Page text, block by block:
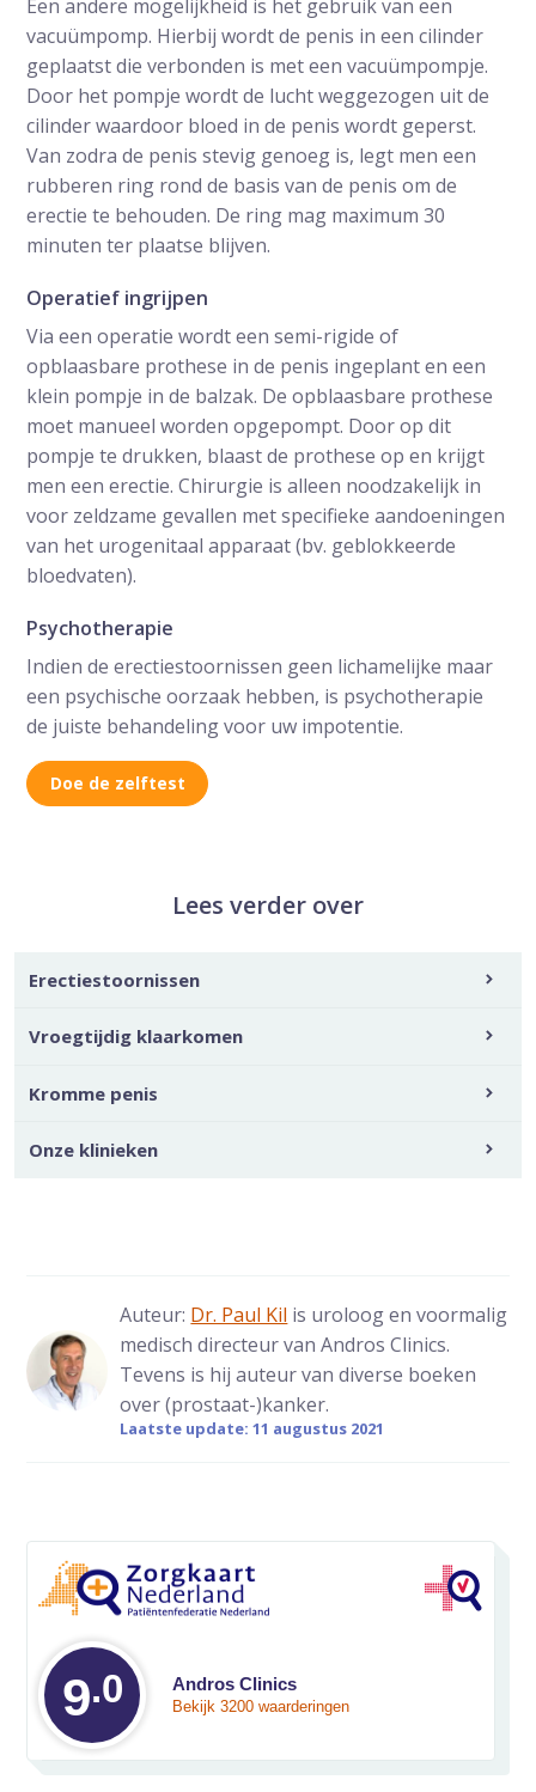
Een andere mogelijkheid is het gebruik van een
vacuümpomp. Hierbij wordt de penis in een cilinder
geplaatst die verbonden is met een vacuümpompje.
Door het pompje wordt de lucht weggezogen uit de
cilinder waardoor bloed in de penis wordt geperst.
Van zodra de penis stevig genoeg is, legt men een
rubberen ring rond de basis van de penis om de
erectie te behouden. De ring mag maximum 30
minuten ter plaatse blijven.
Operatief ingrijpen
Via een operatie wordt een semi-rigide of
opblaasbare prothese in de penis ingeplant en een
klein pompje in de balzak. De opblaasbare prothese
moet manueel worden opgepompt. Door op dit
pompje te drukken, blaast de prothese op en krijgt
men een erectie. Chirurgie is alleen noodzakelijk in
voor zeldzame gevallen met specifieke aandoeningen
van het urogenitaal apparaat (bv. geblokkeerde
bloedvaten).
Psychotherapie
Indien de erectiestoornissen geen lichamelijke maar
een psychische oorzaak hebben, is psychotherapie
de juiste behandeling voor uw impotentie.
Doe de zelftest
Lees verder over
Erectiestoornissen
Vroegtijdig klaarkomen
Kromme penis
Onze klinieken
Auteur: Dr. Paul Kil is uroloog en voormalig
medisch directeur van Andros Clinics.
Tevens is hij auteur van diverse boeken
over (prostaat-)kanker.
Laatste update: 11 augustus 2021
Gemiddelde
9.0 Andros Clinics
Bekijk 3200 waarderingen